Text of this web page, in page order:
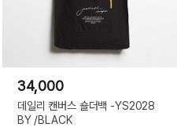
34,000
데일리 캔버스 숄더백 -YS2028
BY /BLACK